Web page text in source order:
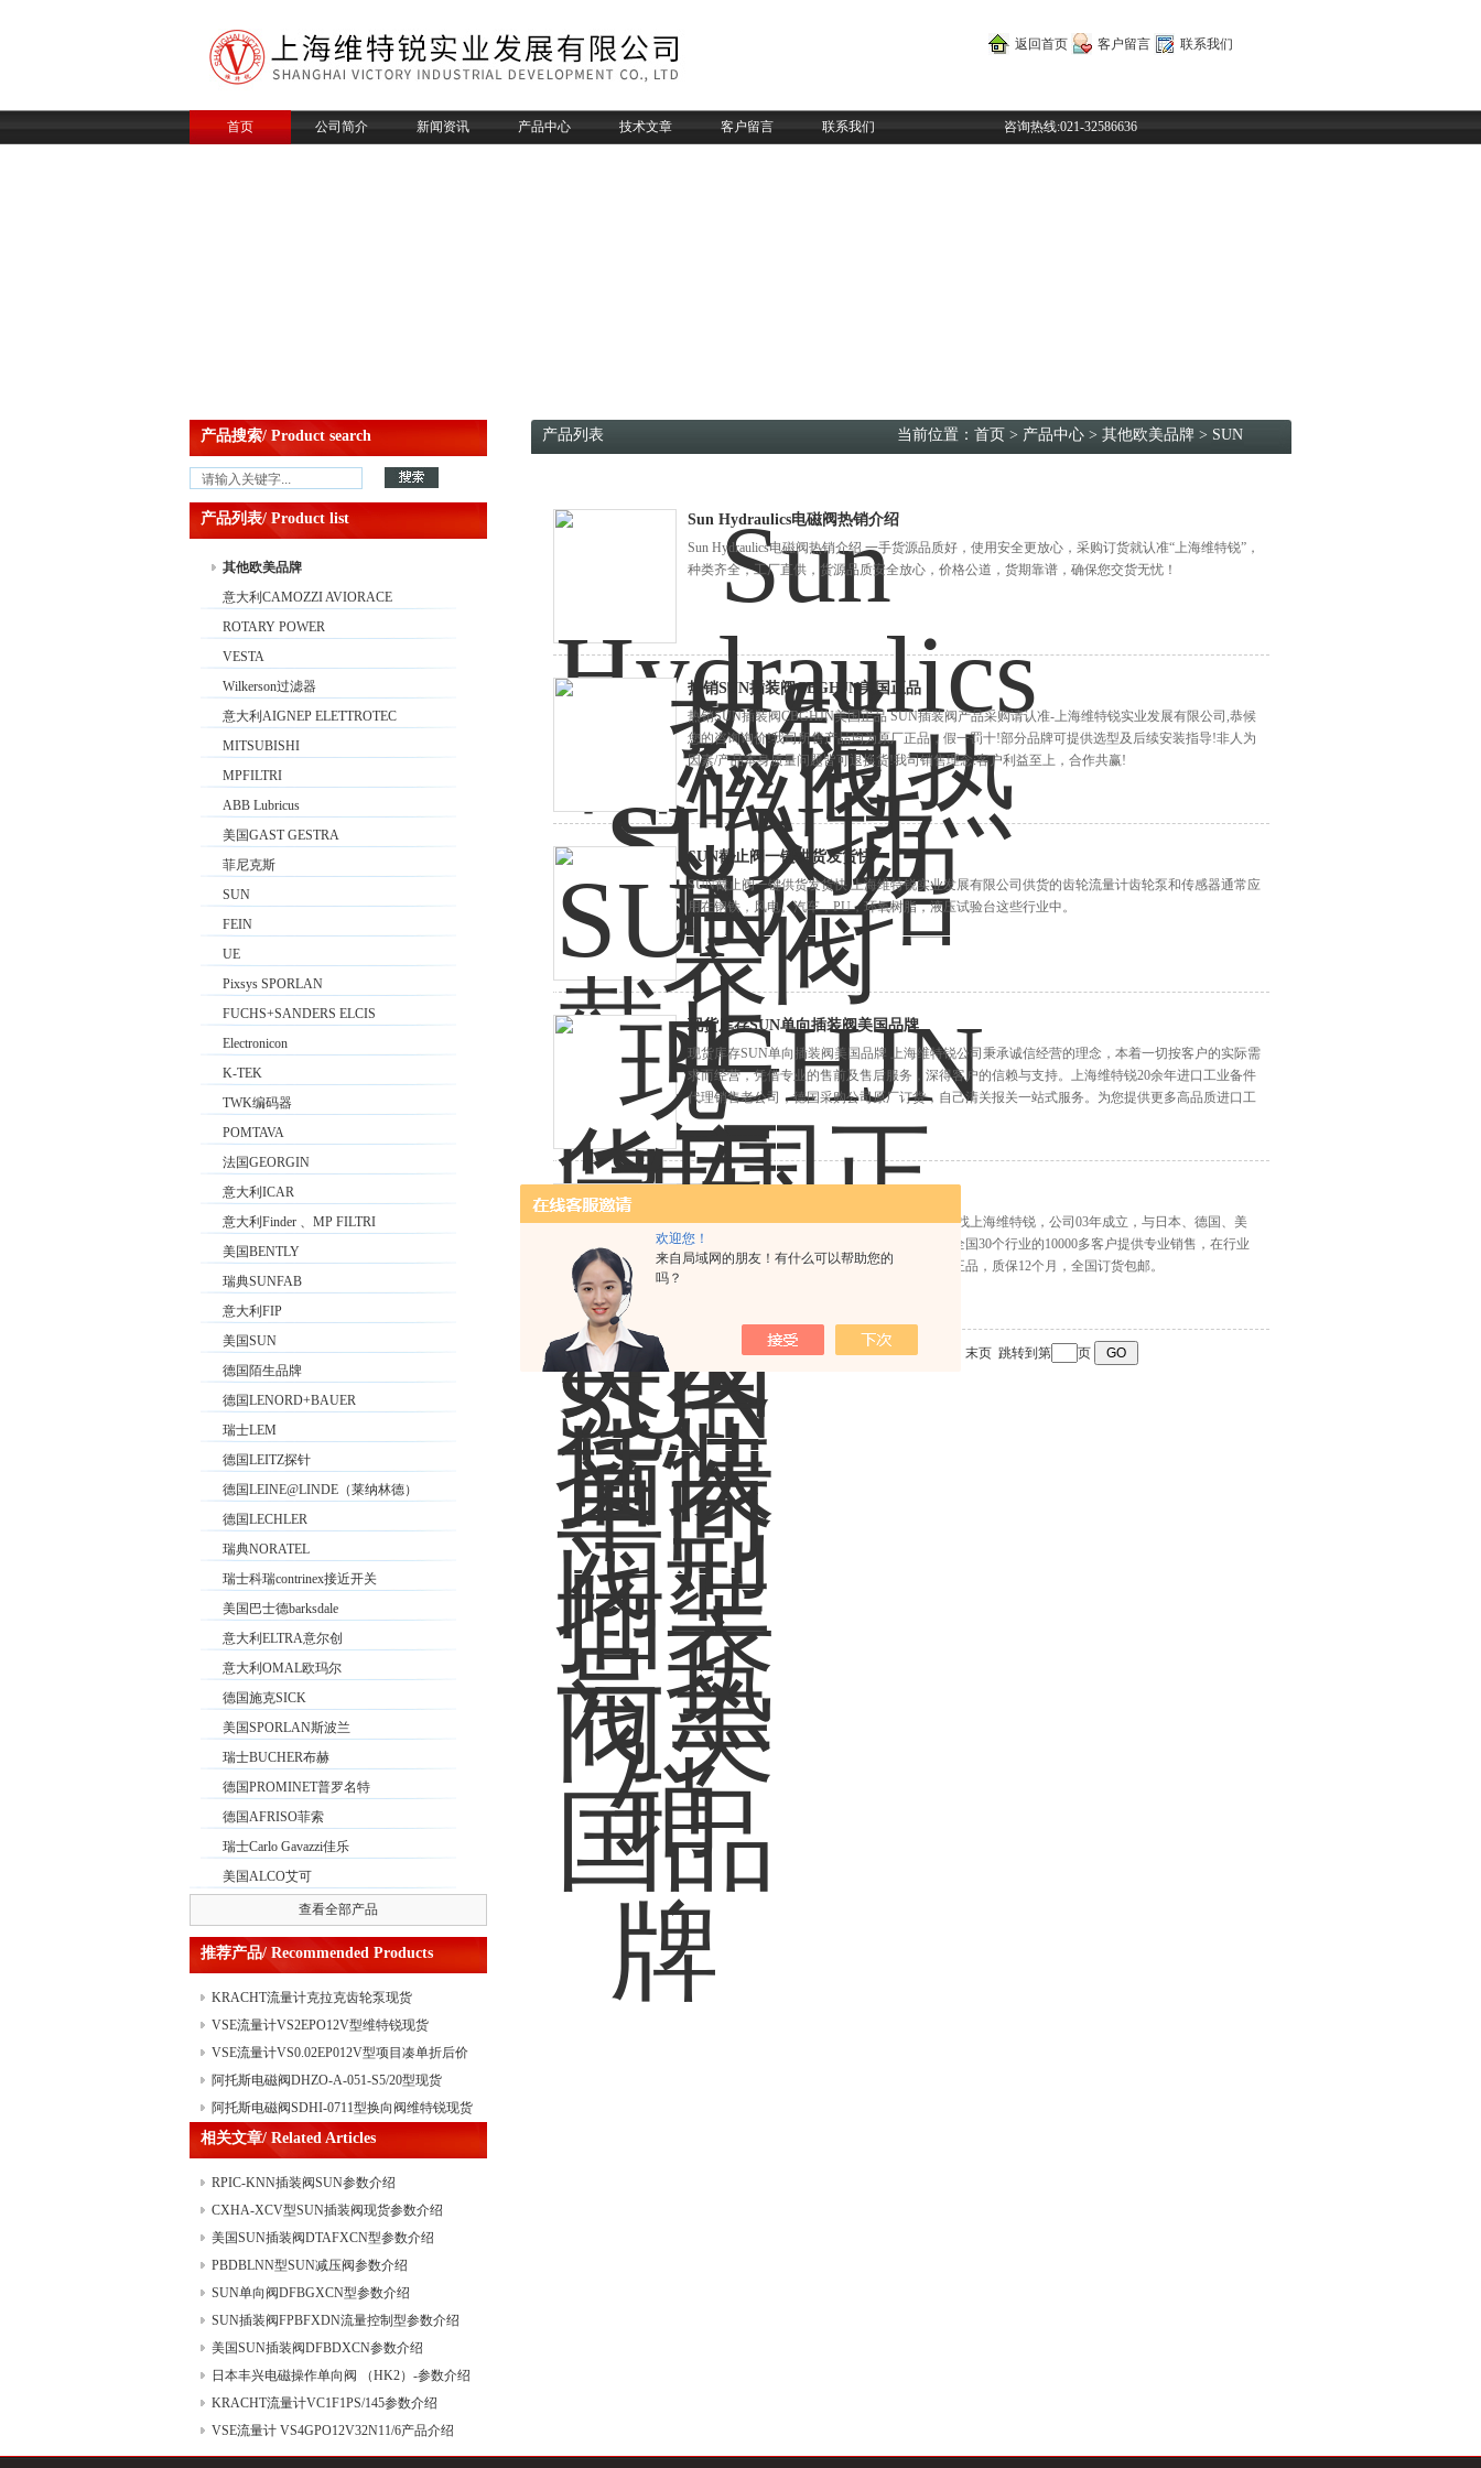
欢迎您！
来自局域网的朋友！有什么可以帮助您的
吗？
返回首页 客户留言 联系我们
首页 公司简介 新闻资讯 产品中心 技术文章 客户留言 联系我们 咨询热线:021-32586636
产品搜索/ Product search
产品列表/ Product list
其他欧美品牌
意大利CAMOZZI AVIORACE
ROTARY POWER
VESTA
Wilkerson过滤器
意大利AIGNEP ELETTROTEC
MITSUBISHI
MPFILTRI
ABB Lubricus
美国GAST GESTRA
菲尼克斯
SUN
FEIN
UE
Pixsys SPORLAN
FUCHS+SANDERS ELCIS
Electronicon
K-TEK
TWK编码器
POMTAVA
法国GEORGIN
意大利ICAR
意大利Finder 、MP FILTRI
美国BENTLY
瑞典SUNFAB
意大利FIP
美国SUN
德国陌生品牌
德国LENORD+BAUER
瑞士LEM
德国LEITZ探针
德国LEINE@LINDE（莱纳林德）
德国LECHLER
瑞典NORATEL
瑞士科瑞contrinex接近开关
美国巴士德barksdale
意大利ELTRA意尔创
意大利OMAL欧玛尔
德国施克SICK
美国SPORLAN斯波兰
瑞士BUCHER布赫
德国PROMINET普罗名特
德国AFRISO菲索
瑞士Carlo Gavazzi佳乐
美国ALCO艾可
查看全部产品
推荐产品/ Recommended Products
KRACHT流量计克拉克齿轮泵现货
VSE流量计VS2EPO12V型维特锐现货
VSE流量计VS0.02EP012V型项目凑单折后价
阿托斯电磁阀DHZO-A-051-S5/20型现货
阿托斯电磁阀SDHI-0711型换向阀维特锐现货
相关文章/ Related Articles
RPIC-KNN插装阀SUN参数介绍
CXHA-XCV型SUN插装阀现货参数介绍
美国SUN插装阀DTAFXCN型参数介绍
PBDBLNN型SUN减压阀参数介绍
SUN单向阀DFBGXCN型参数介绍
SUN插装阀FPBFXDN流量控制型参数介绍
美国SUN插装阀DFBDXCN参数介绍
日本丰兴电磁操作单向阀 （HK2）-参数介绍
KRACHT流量计VC1F1PS/145参数介绍
VSE流量计 VS4GPO12V32N11/6产品介绍
产品列表 当前位置： 首页 > 产品中心 > 其他欧美品牌 > SUN
Sun Hydraulics电磁阀热销介绍
Sun Hydraulics电磁阀热销介绍 一手货源品质好，使用安全更放心，采购订货就认准“上海维特锐”，
种类齐全，工厂直供，货源品质安全放心，价格公道，货期靠谱，确保您交货无忧！
热销SUN插装阀CBGHJN美国正品
热销SUN插装阀CBGHJN美国正品 SUN插装阀产品采购请认准-上海维特锐实业发展有限公司,恭候
您的咨询询价!我司所售产品均为原厂正品，假一罚十!部分品牌可提供选型及后续安装指导!非人为
因素/产品本身质量问题皆可退换货!我司销售理念:客户利益至上，合作共赢!
SUN截止阀一键供货发货快
SUN截止阀一键供货发货快 上海维特锐实业发展有限公司供货的齿轮流量计齿轮泵和传感器通常应
用在钢铁，风电。汽车，PU，环氧树脂，液压试验台这些行业中。
现货库存SUN单向插装阀美国品牌
现货库存SUN单向插装阀美国品牌 上海维特锐公司秉承诚信经营的理念，本着一切按客户的实际需
求而经营，凭借专业的售前及售后服务，深得客户的信赖与支持。上海维特锐20余年进口工业备件
代理销售老公司，德国采购公司原厂订货，自己清关报关一站式服务。为您提供更多高品质进口工
业品。
SUN美国插装阀型号热销 上海全新到货采购就找上海维特锐，公司03年成立，与日本、德国、美
国、意大利等国外气动液压品牌常年合作，为全国30个行业的10000多客户提供专业销售，在行业
内有着口碑和影响力，公司承诺所供产品原厂正品，质保12个月，全国订货包邮。
共 6 条记录，当前 1 / 2 页 首页 上一页 末页 跳转到第 页